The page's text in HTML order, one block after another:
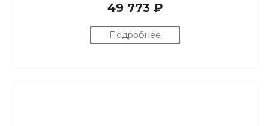
49 773 ₽
Подробнее